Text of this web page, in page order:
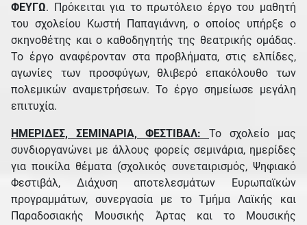
ΦΕΥΓΩ. Πρόκειται για το πρωτόλειο έργο του μαθητή
του σχολείου Κωστή Παπαγιάννη, ο οποίος υπήρξε ο
σκηνοθέτης και ο καθοδηγητής της θεατρικής ομάδας.
Το έργο αναφέρονταν στα προβλήματα, στις ελπίδες,
αγωνίες των προσφύγων, θλιβερό επακόλουθο των
πολεμικών αναμετρήσεων. Το έργο σημείωσε μεγάλη
επιτυχία.
ΗΜΕΡΙΔΕΣ, ΣΕΜΙΝΑΡΙΑ, ΦΕΣΤΙΒΑΛ:
Το σχολείο μας
συνδιοργανώνει με άλλους φορείς σεμινάρια, ημερίδες
για ποικίλα θέματα (σχολικός συνεταιρισμός, Ψηφιακό
Φεστιβάλ, Διάχυση αποτελεσμάτων Ευρωπαϊκών
προγραμμάτων, συνεργασία με το Τμήμα Λαϊκής και
Παραδοσιακής Μουσικής Άρτας και το Μουσικής